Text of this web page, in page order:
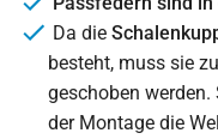
Da die
besteht, muss sie
geschoben
der Montage die